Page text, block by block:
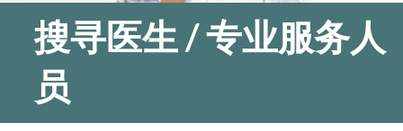
搜寻医生 / 专业服务人
员